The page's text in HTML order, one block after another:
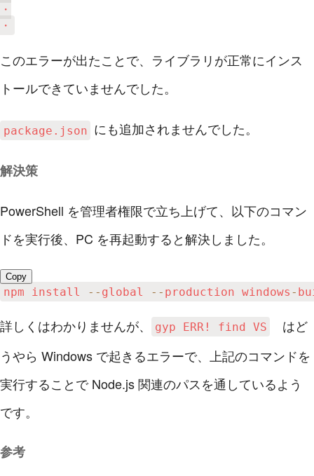
・
・
このエラーが出たことで、ライブラリが正常にインス
トールできていませんでした。
package.json にも追加されませんでした。
解決策
PowerShell を管理者権限で立ち上げて、以下のコマン
ドを実行後、PC を再起動すると解決しました。
Copy
npm install -- global -- production windows -
詳しくはわかりませんが、 gyp ERR! find VS
はど
うやら Windows で起きるエラーで、上記のコマンドを
実行することで Node.js 関連のパスを通しているよう
です。
参考